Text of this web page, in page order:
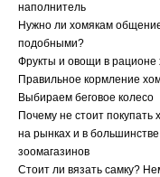
наполнитель
Нужно ли хомякам
подобными?
Фрукты и овощи в рационе
Правильное кормление
Выбираем беговое колесо
Почему не стоит покупать
на рынках и в большинстве
зоомагазинов
Стоит ли вязать самку?